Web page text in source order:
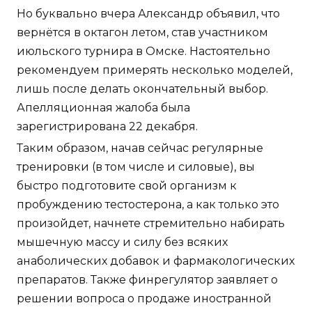
Но буквально вчера Александр объявил, что
вернётся в октагон летом, став участником
июльского турнира в Омске. Настоятельно
рекомендуем примерять несколько моделей,
лишь после делать окончательный выбор.
Апелляционная жалоба была
зарегистрирована 22 декабря.
Таким образом, начав сейчас регулярные
тренировки (в том числе и силовые), вы
быстро подготовите свой организм к
пробуждению тестостерона, а как только это
произойдет, начнете стремительно набирать
мышечную массу и силу без всяких
анаболических добавок и фармакологических
препаратов. Также финрегулятор заявляет о
решении вопроса о продаже иностранной